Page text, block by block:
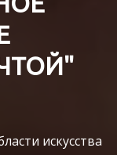
искусства